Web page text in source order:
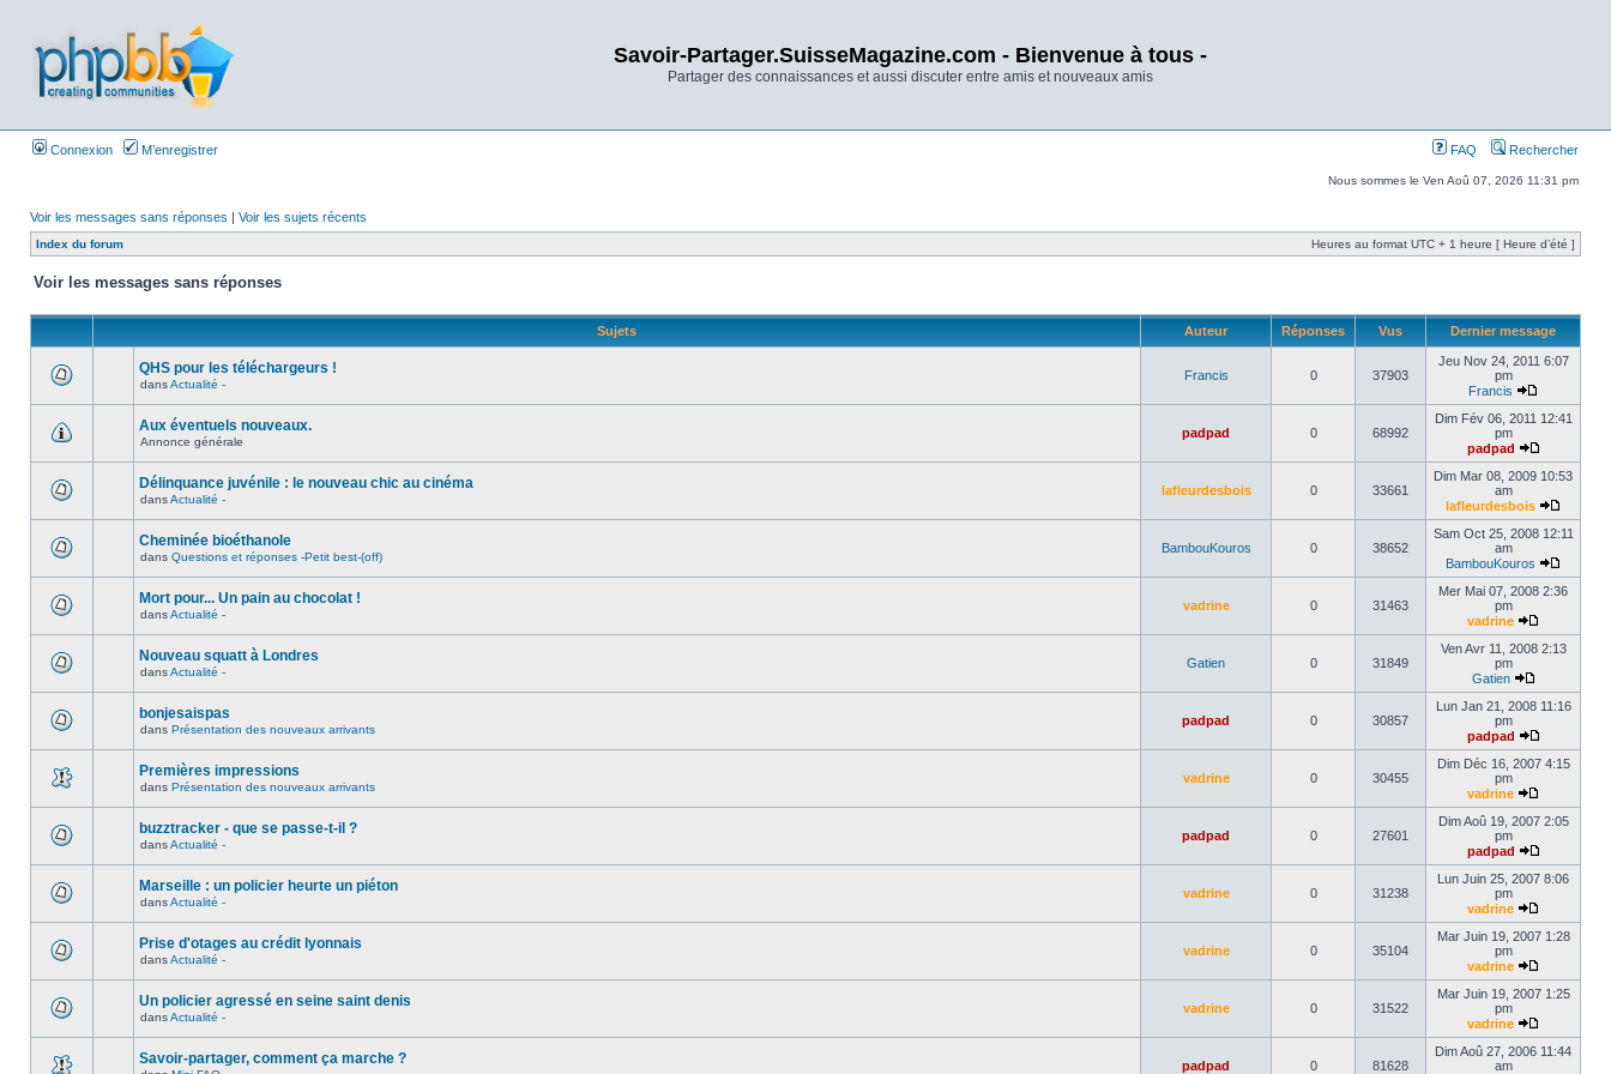
Savoir-Partager.SuisseMagazine.com - Bienvenue à tous -
Partager des connaissances et aussi discuter entre amis et nouveaux amis
Connexion M’enregistrer FAQ Rechercher
Nous sommes le Ven Aoû 07, 2026 11:31 pm
Voir les messages sans réponses | Voir les sujets récents
Index du forum Heures au format UTC + 1 heure [ Heure d’été ]
Voir les messages sans réponses
Sujets Auteur Réponses Vus Dernier message
QHS pour les téléchargeurs !
dansActualité -
Francis 0 37903
Jeu Nov 24, 2011 6:07
pm
Francis
Aux éventuels nouveaux.
Annonce générale
padpad 0 68992
Dim Fév 06, 2011 12:41
pm
padpad
Délinquance juvénile : le nouveau chic au cinéma
dansActualité -
lafleurdesbois 0 33661
Dim Mar 08, 2009 10:53
am
lafleurdesbois
Cheminée bioéthanole
dans Questions et réponses -Petit best-(off)
BambouKouros 0 38652
Sam Oct 25, 2008 12:11
am
BambouKouros
Mort pour... Un pain au chocolat !
dansActualité -
vadrine 0 31463
Mer Mai 07, 2008 2:36
pm
vadrine
Nouveau squatt à Londres
dansActualité -
Gatien 0 31849
Ven Avr 11, 2008 2:13
pm
Gatien
bonjesaispas
dans Présentation des nouveaux arrivants
padpad 0 30857
Lun Jan 21, 2008 11:16
pm
padpad
Premières impressions
dans Présentation des nouveaux arrivants
vadrine 0 30455
Dim Déc 16, 2007 4:15
pm
vadrine
buzztracker - que se passe-t-il ?
dansActualité -
padpad 0 27601
Dim Aoû 19, 2007 2:05
pm
padpad
Marseille : un policier heurte un piéton
dansActualité -
vadrine 0 31238
Lun Juin 25, 2007 8:06
pm
vadrine
Prise d'otages au crédit lyonnais
dansActualité -
vadrine 0 35104
Mar Juin 19, 2007 1:28
pm
vadrine
Un policier agressé en seine saint denis
dansActualité -
vadrine 0 31522
Mar Juin 19, 2007 1:25
pm
vadrine
Savoir-partager, comment ça marche ? padpad 0 81628
Dim Aoû 27, 2006 11:44
am